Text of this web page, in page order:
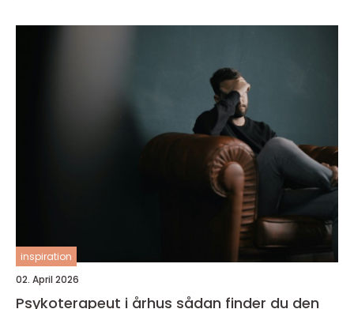
inspiration
02. April 2026
Psykoterapeut i århus sådan finder du den